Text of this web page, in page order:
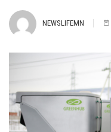
NEWSLIFEMN